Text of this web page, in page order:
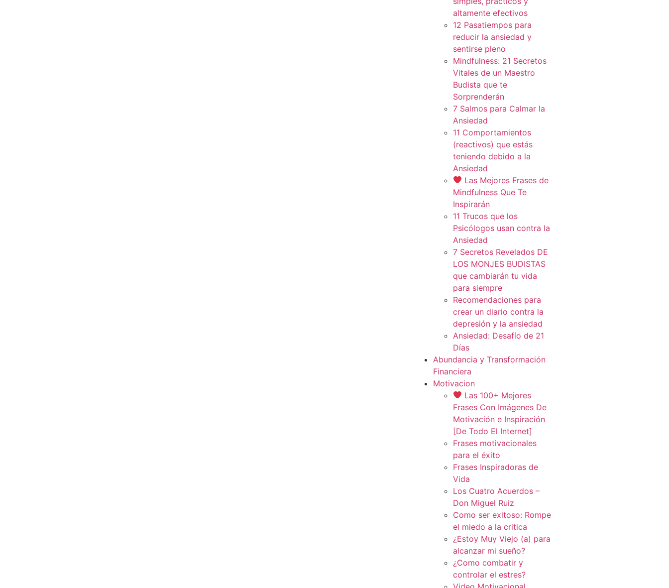
altamente efectivos
12 Pasatiempos para
reducir la ansiedad y
sentirse pleno
Mindfulness: 21 Secretos
Vitales de un Maestro
Budista que te
Sorprenderán
7 Salmos para Calmar la
Ansiedad
11 Comportamientos
(reactivos) que estás
teniendo debido a la
Ansiedad
Las Mejores Frases de
Mindfulness Que Te
Inspirarán
11 Trucos que los
Psicólogos usan contra la
Ansiedad
7 Secretos Revelados DE
LOS MONJES BUDISTAS
que cambiarán tu vida
para siempre
Recomendaciones para
crear un diario contra la
depresión y la ansiedad
Ansiedad: Desafío de 21
Días
Abundancia y Transformación
Financiera
Motivacion
Las 100+ Mejores
Frases Con Imágenes De
Motivación e Inspiración
[De Todo El Internet]
Frases motivacionales
para el éxito
Frases Inspiradoras de
Vida
Los Cuatro Acuerdos –
Don Miguel Ruiz
Como ser exitoso: Rompe
el miedo a la critica
¿Estoy Muy Viejo (a) para
alcanzar mi sueño?
¿Como combatir y
controlar el estres?